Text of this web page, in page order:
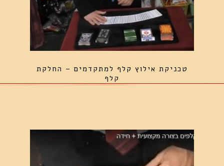
טכניקת אילוץ קלף למתקדמים – החלקת
קלף